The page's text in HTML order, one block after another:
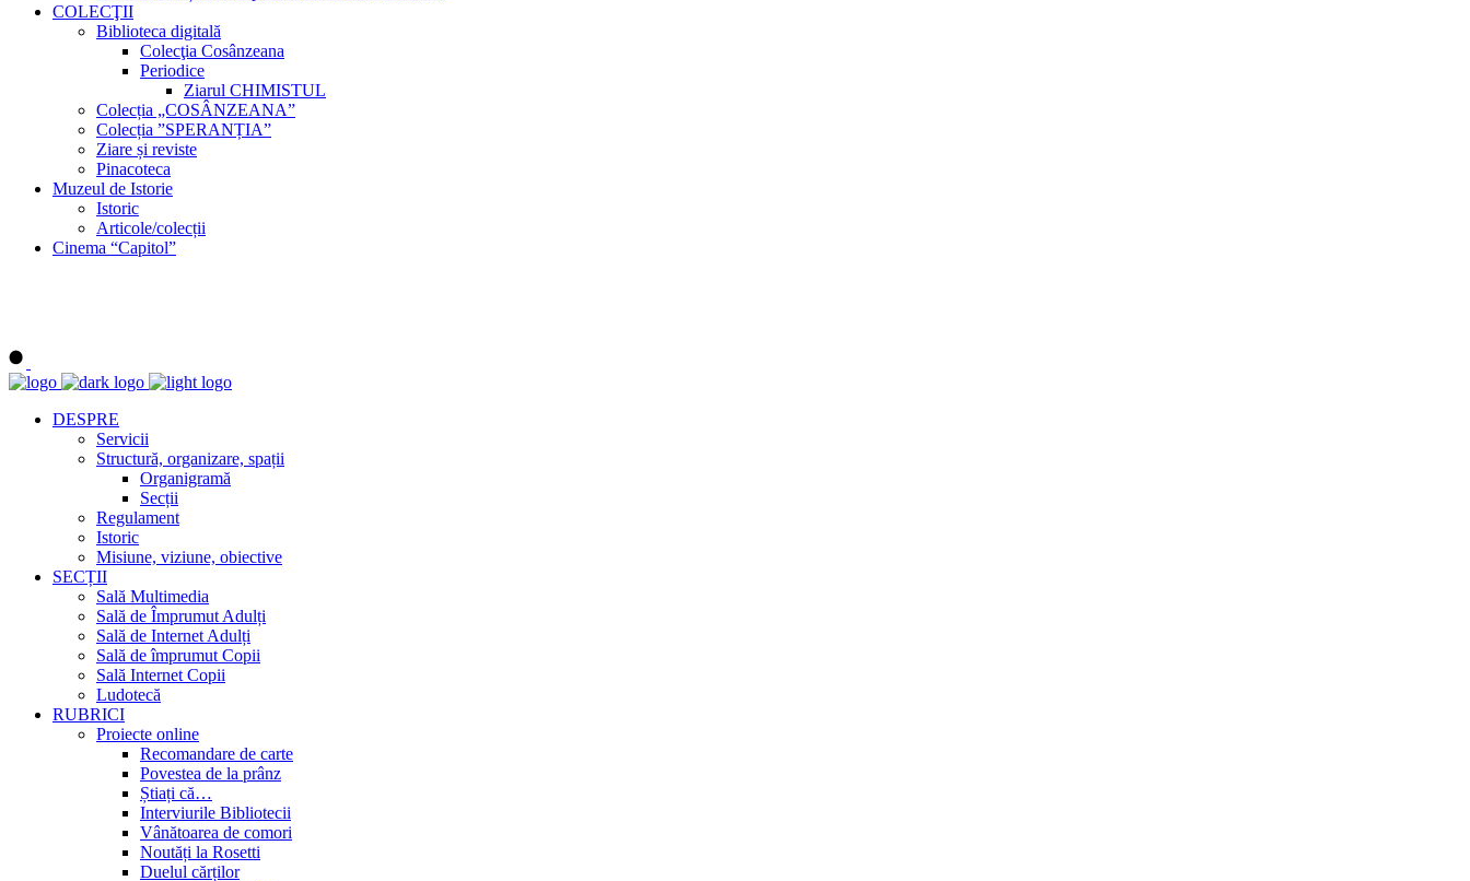
COLECŢII
Biblioteca digitală
Colecţia Cosânzeana
Periodice
Ziarul CHIMISTUL
Colecția „COSÂNZEANA”
Colecția ”SPERANȚIA”
Ziare și reviste
Pinacoteca
Muzeul de Istorie
Istoric
Articole/colecții
Cinema “Capitol”
DESPRE
Servicii
Structură, organizare, spații
Organigramă
Secții
Regulament
Istoric
Misiune, viziune, obiective
SECȚII
Sală Multimedia
Sală de Împrumut Adulți
Sală de Internet Adulți
Sală de împrumut Copii
Sală Internet Copii
Ludotecă
RUBRICI
Proiecte online
Recomandare de carte
Povestea de la prânz
Știați că…
Interviurile Bibliotecii
Vânătoarea de comori
Noutăți la Rosetti
Duelul cărților